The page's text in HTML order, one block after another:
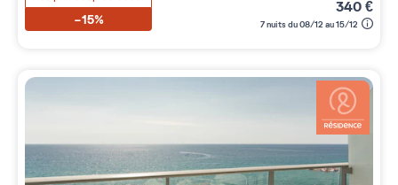
-15%
340€
7 nuits du 08/12 au 15/12